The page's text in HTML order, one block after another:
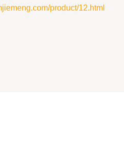
product/12.html